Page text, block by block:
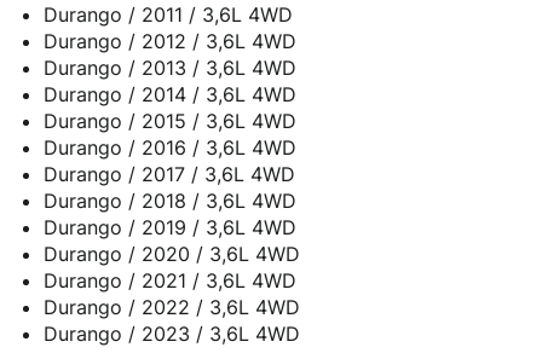
Durango / 2011 / 3,6L 4WD
Durango / 2012 / 3,6L 4WD
Durango / 2013 / 3,6L 4WD
Durango / 2014 / 3,6L 4WD
Durango / 2015 / 3,6L 4WD
Durango / 2016 / 3,6L 4WD
Durango / 2017 / 3,6L 4WD
Durango / 2018 / 3,6L 4WD
Durango / 2019 / 3,6L 4WD
Durango / 2020 / 3,6L 4WD
Durango / 2021 / 3,6L 4WD
Durango / 2022 / 3,6L 4WD
Durango / 2023 / 3,6L 4WD